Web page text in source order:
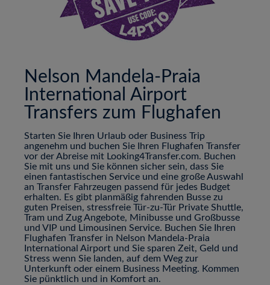
Nelson Mandela-Praia
International Airport
Transfers zum Flughafen
Starten Sie Ihren Urlaub oder Business Trip
angenehm und buchen Sie Ihren Flughafen Transfer
vor der Abreise mit Looking4Transfer.com. Buchen
Sie mit uns und Sie können sicher sein, dass Sie
einen fantastischen Service und eine große Auswahl
an Transfer Fahrzeugen passend für jedes Budget
erhalten. Es gibt planmäßig fahrenden Busse zu
guten Preisen, stressfreie Tür-zu-Tür Private Shuttle,
Tram und Zug Angebote, Minibusse und Großbusse
und VIP und Limousinen Service. Buchen Sie Ihren
Flughafen Transfer in Nelson Mandela-Praia
International Airport und Sie sparen Zeit, Geld und
Stress wenn Sie landen, auf dem Weg zur
Unterkunft oder einem Business Meeting. Kommen
Sie pünktlich und in Komfort an.